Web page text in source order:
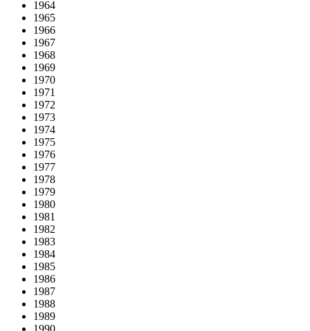
1964
1965
1966
1967
1968
1969
1970
1971
1972
1973
1974
1975
1976
1977
1978
1979
1980
1981
1982
1983
1984
1985
1986
1987
1988
1989
1990